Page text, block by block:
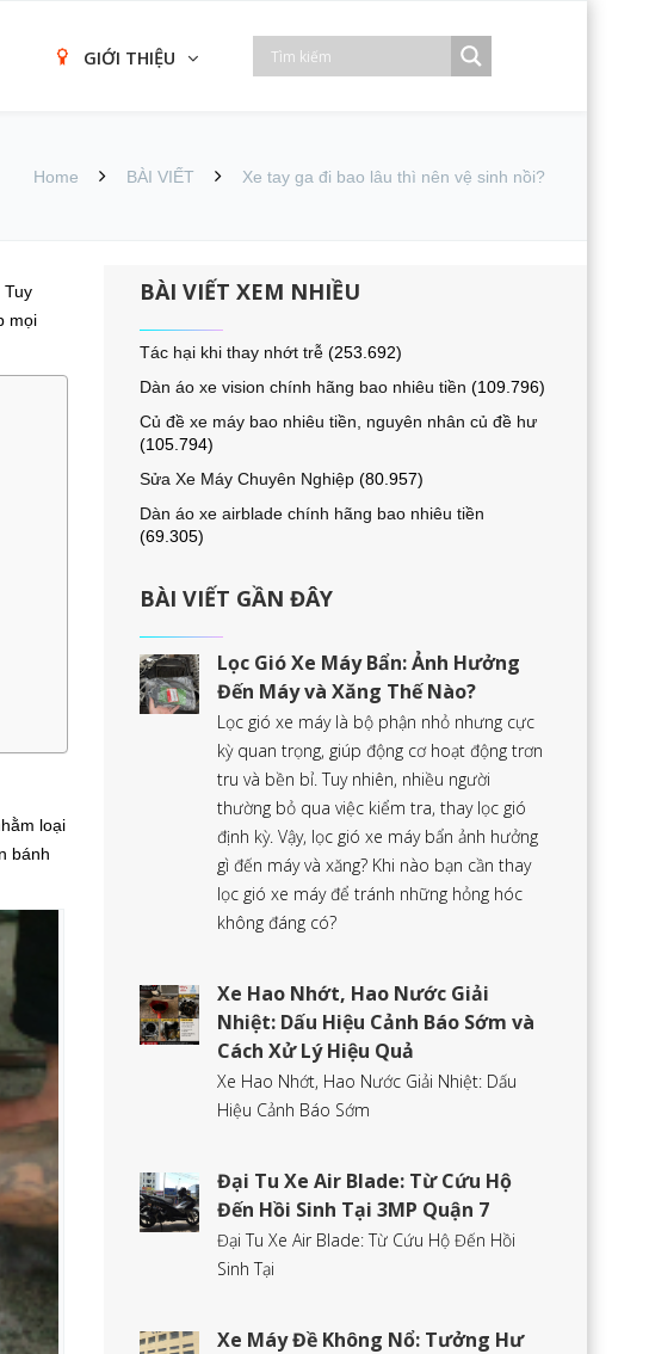
GIỚI THIỆU
Home BÀI VIẾT Xe tay ga đi bao lâu thì nên vệ sinh nồi?
Tuy
mọi
loại
bánh
BÀI VIẾT XEM NHIỀU
Tác hại khi thay nhớt trễ (253.692)
Dàn áo xe vision chính hãng bao nhiêu tiền (109.796)
Củ đề xe máy bao nhiêu tiền, nguyên nhân củ đề hư
(105.794)
Sửa Xe Máy Chuyên Nghiệp (80.957)
Dàn áo xe airblade chính hãng bao nhiêu tiền
(69.305)
BÀI VIẾT GẦN ĐÂY
Lọc Gió Xe Máy Bẩn: Ảnh Hưởng
Đến Máy và Xăng Thế Nào?
Lọc gió xe máy là bộ phận nhỏ nhưng cực
kỳ quan trọng, giúp động cơ hoạt động trơn
tru và bền bỉ. Tuy nhiên, nhiều người
thường bỏ qua việc kiểm tra, thay lọc gió
định kỳ. Vậy, lọc gió xe máy bẩn ảnh hưởng
gì đến máy và xăng? Khi nào bạn cần thay
lọc gió xe máy để tránh những hỏng hóc
không đáng có?
Xe Hao Nhớt, Hao Nước Giải
Nhiệt: Dấu Hiệu Cảnh Báo Sớm và
Cách Xử Lý Hiệu Quả
Xe Hao Nhớt, Hao Nước Giải Nhiệt: Dấu
Hiệu Cảnh Báo Sớm
Đại Tu Xe Air Blade: Từ Cứu Hộ
Đến Hồi Sinh Tại 3MP Quận 7
Đại Tu Xe Air Blade: Từ Cứu Hộ Đến Hồi
Sinh Tại
Xe Máy Đề Không Nổ: Tưởng Hư